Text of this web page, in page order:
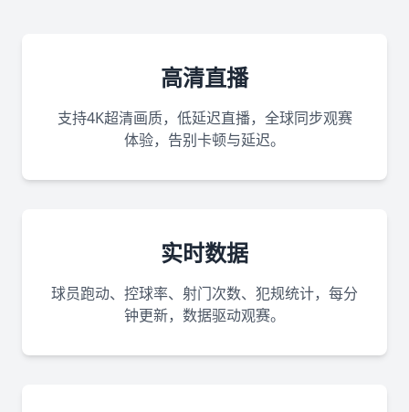
高清直播
支持4K超清画质，低延迟直播，全球同步观赛
体验，告别卡顿与延迟。
实时数据
球员跑动、控球率、射门次数、犯规统计，每分
钟更新，数据驱动观赛。